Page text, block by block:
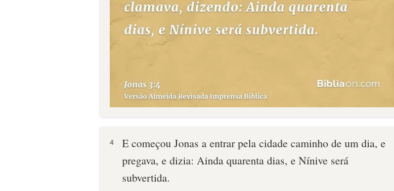
4
E começou Jonas a entrar pela cidade caminho de um dia, e
pregava, e dizia: Ainda quarenta dias, e Nínive será
subvertida.